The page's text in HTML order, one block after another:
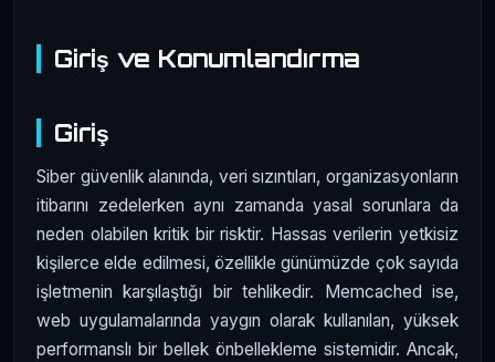
Giriş ve Konumlandırma
Giriş
Siber güvenlik alanında, veri sızıntıları, organizasyonların
itibarını zedelerken aynı zamanda yasal sorunlara da
neden olabilen kritik bir risktir. Hassas verilerin yetkisiz
kişilerce elde edilmesi, özellikle günümüzde çok sayıda
işletmenin karşılaştığı bir tehlikedir. Memcached ise,
web uygulamalarında yaygın olarak kullanılan, yüksek
performanslı bir bellek önbellekleme sistemidir. Ancak,